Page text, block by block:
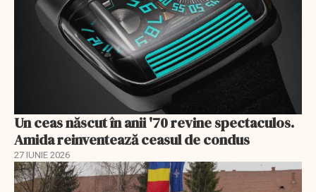
Un ceas născut în anii '70 revine spectaculos.
Amida reinventează ceasul de condus
27 IUNIE 2026